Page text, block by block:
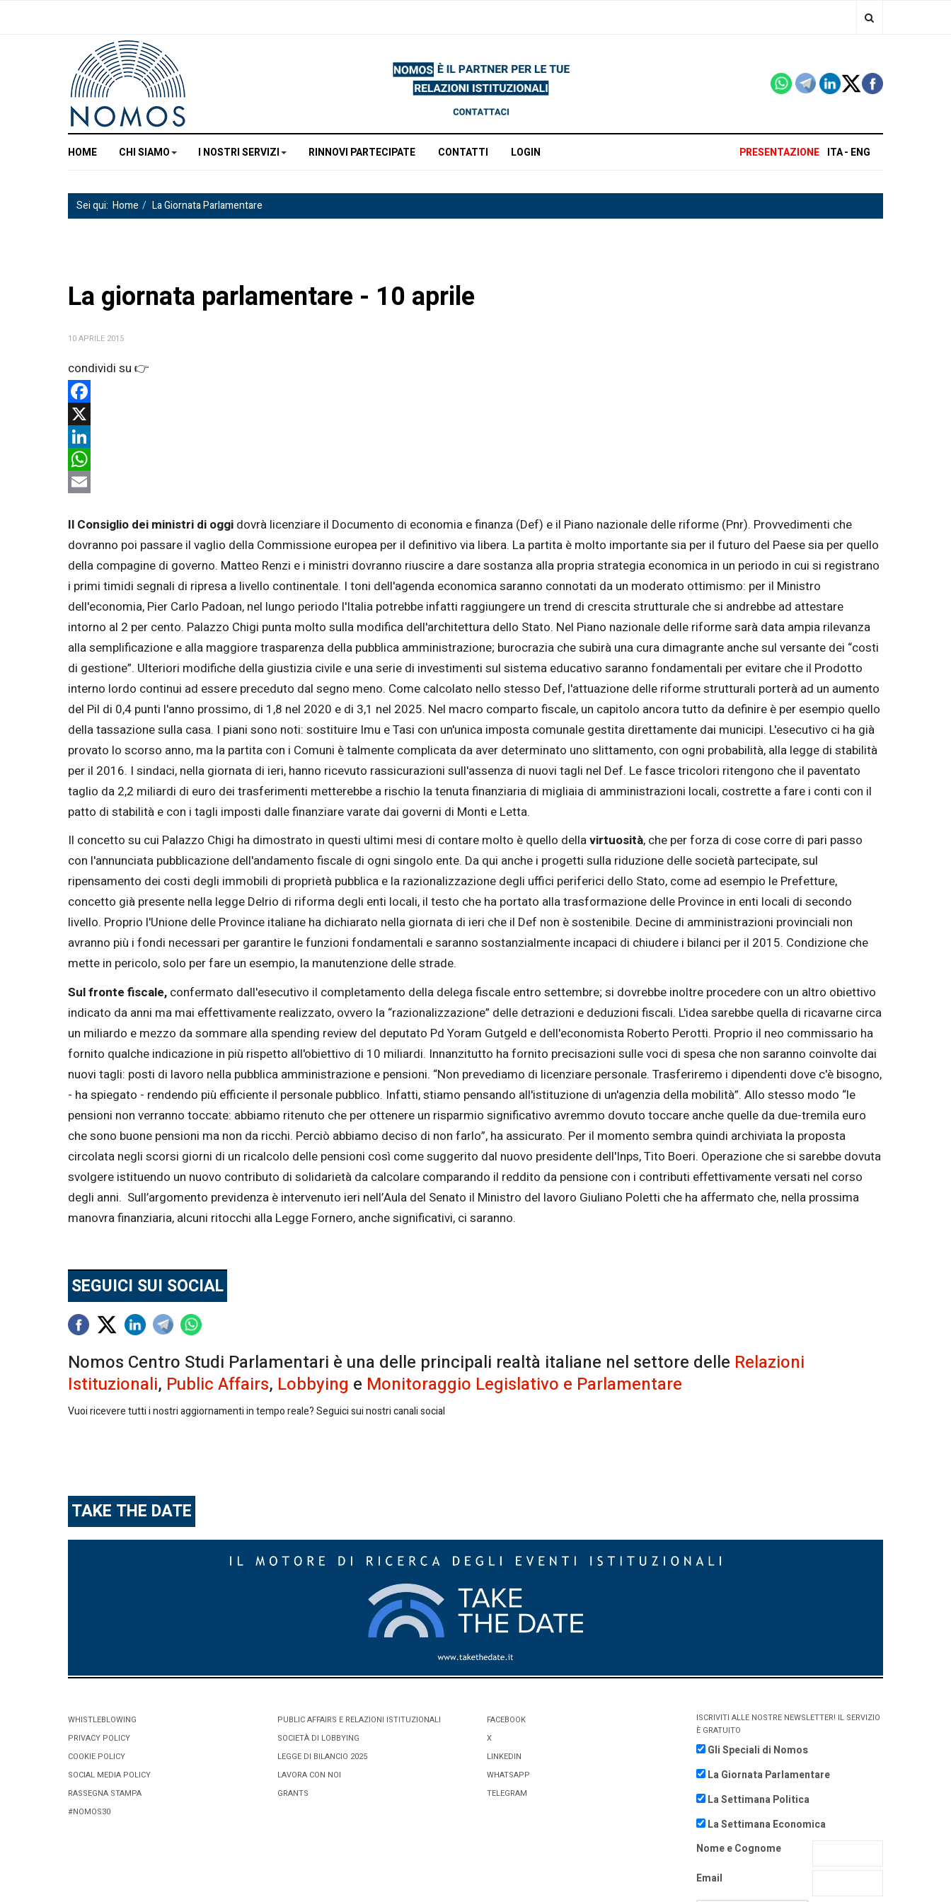
HOME CHI SIAMO I NOSTRI SERVIZI RINNOVI PARTECIPATE CONTATTI LOGIN PRESENTAZIONE ITA ENG
Sei qui: Home La Giornata Parlamentare
La giornata parlamentare - 10 aprile
10 APRILE 2015
Facebook
X
LinkedIn
WhatsApp
Il Consiglio dei ministri di oggi dovrà licenziare il Documento di economia e finanza (Def) e il Piano nazionale delle riforme (Pnr). Provvedimenti che
dovranno poi passare il vaglio della Commissione europea per il definitivo via libera. La partita è molto importante sia per il futuro del Paese sia per quello
della compagine di governo. Matteo Renzi e i ministri dovranno riuscire a dare sostanza alla propria strategia economica in un periodo in cui si registrano
i primi timidi segnali di ripresa a livello continentale. I toni dell'agenda economica saranno connotati da un moderato ottimismo: per il Ministro
dell'economia, Pier Carlo Padoan, nel lungo periodo l'Italia potrebbe infatti raggiungere un trend di crescita strutturale che si andrebbe ad attestare
intorno al 2 per cento. Palazzo Chigi punta molto sulla modifica dell'architettura dello Stato. Nel Piano nazionale delle riforme sarà data ampia rilevanza
alla semplificazione e alla maggiore trasparenza della pubblica amministrazione; burocrazia che subirà una cura dimagrante anche sul versante dei “costi
di gestione”. Ulteriori modifiche della giustizia civile e una serie di investimenti sul sistema educativo saranno fondamentali per evitare che il Prodotto
interno lordo continui ad essere preceduto dal segno meno. Come calcolato nello stesso Def, l'attuazione delle riforme strutturali porterà ad un aumento
del Pil di 0,4 punti l'anno prossimo, di 1,8 nel 2020 e di 3,1 nel 2025. Nel macro comparto fiscale, un capitolo ancora tutto da definire è per esempio quello
della tassazione sulla casa. I piani sono noti: sostituire Imu e Tasi con un'unica imposta comunale gestita direttamente dai municipi. L'esecutivo ci ha già
provato lo scorso anno, ma la partita con i Comuni è talmente complicata da aver determinato uno slittamento, con ogni probabilità, alla legge di stabilità
per il 2016. I sindaci, nella giornata di ieri, hanno ricevuto rassicurazioni sull'assenza di nuovi tagli nel Def. Le fasce tricolori ritengono che il paventato
taglio da 2,2 miliardi di euro dei trasferimenti metterebbe a rischio la tenuta finanziaria di migliaia di amministrazioni locali, costrette a fare i conti con il
patto di stabilità e con i tagli imposti dalle finanziare varate dai governi di Monti e Letta.
Il concetto su cui Palazzo Chigi ha dimostrato in questi ultimi mesi di contare molto è quello dellavirtuosità, che per forza di cose corre di pari passo
con l'annunciata pubblicazione dell'andamento fiscale di ogni singolo ente. Da qui anche i progetti sulla riduzione delle società partecipate, sul
ripensamento dei costi degli immobili di proprietà pubblica e la razionalizzazione degli uffici periferici dello Stato, come ad esempio le Prefetture,
concetto già presente nella legge Delrio di riforma degli enti locali, il testo che ha portato alla trasformazione delle Province in enti locali di secondo
livello. Proprio l'Unione delle Province italiane ha dichiarato nella giornata di ieri che il Def non è sostenibile. Decine di amministrazioni provinciali non
avranno più i fondi necessari per garantire le funzioni fondamentali e saranno sostanzialmente incapaci di chiudere i bilanci per il 2015. Condizione che
mette in pericolo, solo per fare un esempio, la manutenzione delle strade.
Sul fronte fiscale, confermato dall'esecutivo il completamento della delega fiscale entro settembre; si dovrebbe inoltre procedere con un altro obiettivo
indicato da anni ma mai effettivamente realizzato, ovvero la “razionalizzazione” delle detrazioni e deduzioni fiscali. L'idea sarebbe quella di ricavarne circa
un miliardo e mezzo da sommare alla spending review del deputato Pd Yoram Gutgeld e dell'economista Roberto Perotti. Proprio il neo commissario ha
fornito qualche indicazione in più rispetto all'obiettivo di 10 miliardi. Innanzitutto ha fornito precisazioni sulle voci di spesa che non saranno coinvolte dai
nuovi tagli: posti di lavoro nella pubblica amministrazione e pensioni. “Non prevediamo di licenziare personale. Trasferiremo i dipendenti dove c'è bisogno,
- ha spiegato - rendendo più efficiente il personale pubblico. Infatti, stiamo pensando all'istituzione di un'agenzia della mobilità”. Allo stesso modo “le
pensioni non verranno toccate: abbiamo ritenuto che per ottenere un risparmio significativo avremmo dovuto toccare anche quelle da due-tremila euro
che sono buone pensioni ma non da ricchi. Perciò abbiamo deciso di non farlo”, ha assicurato. Per il momento sembra quindi archiviata la proposta
circolata negli scorsi giorni di un ricalcolo delle pensioni così come suggerito dal nuovo presidente dell'Inps, Tito Boeri. Operazione che si sarebbe dovuta
svolgere istituendo un nuovo contributo di solidarietà da calcolare comparando il reddito da pensione con i contributi effettivamente versati nel corso
degli anni. Sull’argomento previdenza è intervenuto ieri nell’Aula del Senato il Ministro del lavoro Giuliano Poletti che ha affermato che, nella prossima
manovra finanziaria, alcuni ritocchi alla Legge Fornero, anche significativi, ci saranno.
SEGUICI SUI SOCIAL
Nomos Centro Studi Parlamentari è una delle principali realtà italiane nel settore delle Relazioni
Istituzionali, Public Affairs, Lobbying e Monitoraggio Legislativo e Parlamentare
Vuoi ricevere tutti i nostri aggiornamenti in tempo reale? Seguici sui nostri canali social
TAKE THE DATE
WHISTLEBLOWING
PRIVACY POLICY
COOKIE POLICY
SOCIAL MEDIA POLICY
RASSEGNA STAMPA
#NOMOS30
PUBLIC AFFAIRS E RELAZIONI ISTITUZIONALI
SOCIETÀ DI LOBBYING
LEGGE DI BILANCIO 2025
LAVORA CON NOI
GRANTS
FACEBOOK
X
LINKEDIN
WHATSAPP
TELEGRAM
ISCRIVITI ALLE NOSTRE NEWSLETTER! IL SERVIZIO
È GRATUITO
Gli Speciali di Nomos
La Giornata Parlamentare
La Settimana Politica
La Settimana Economica
Nome e Cognome
Email